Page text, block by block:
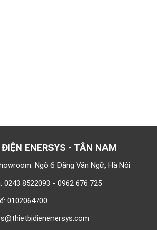
ENERSYS - TÂN NAM
Ngõ 6 Đặng Văn Ngữ, Hà Nôi
8522093 - 0962 676 725
0102064700